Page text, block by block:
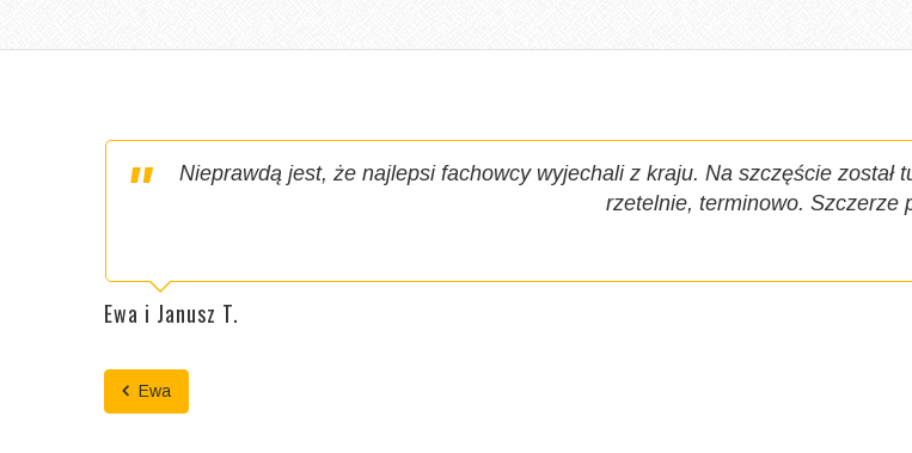
Nieprawdą jest, że najlepsi fachowcy wyjechali z kraju. Na szczęście
rzetelnie, terminowo. Szczerze
Ewa i Janusz T.
Ewa